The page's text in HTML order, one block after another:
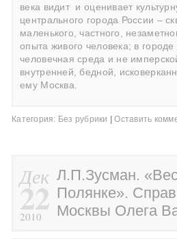
века видит и оценивает
центрального города России –
маленького, частного,
опыта живого человека; в городе
человечная среда и не
внутренней, бедной,
ему Москва.
Категория: Без рубрики | Оставить
Дек
22
2010
Л.П.Зусман.
Полянке».
Москвы Олега